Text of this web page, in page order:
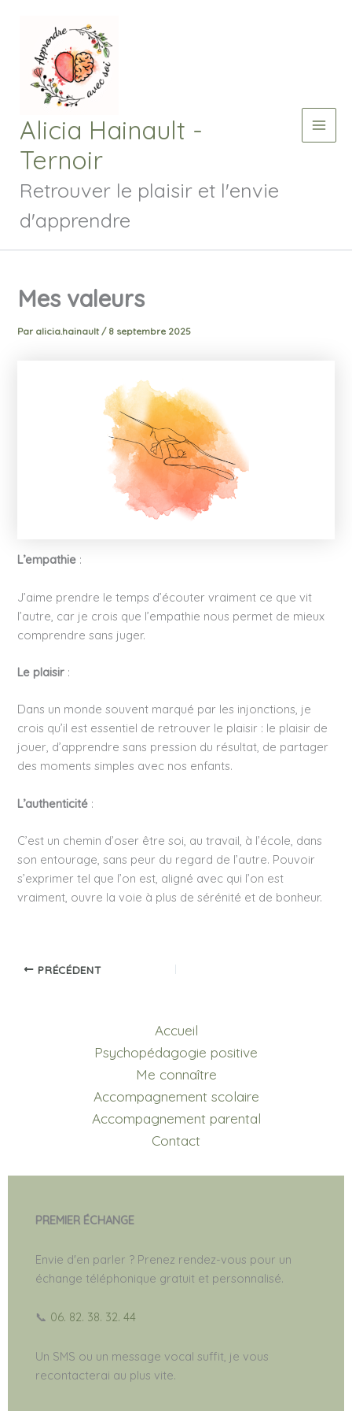
contenu
Alicia Hainault -
Ternoir
Retrouver le plaisir et l'envie
d'apprendre
Main
Mes valeurs
Par alicia.hainault / 8 septembre 2025
L’empathie :
J’aime prendre le temps d’écouter vraiment ce que vit
l’autre, car je crois que l’empathie nous permet de mieux
comprendre sans juger.
Le plaisir :
Dans un monde souvent marqué par les injonctions, je
crois qu’il est essentiel de retrouver le plaisir : le plaisir de
jouer, d’apprendre sans pression du résultat, de partager
des moments simples avec nos enfants.
L’authenticité :
C’est un chemin d’oser être soi, au travail, à l’école, dans
son entourage, sans peur du regard de l’autre. Pouvoir
s’exprimer tel que l’on est, aligné avec qui l’on est
vraiment, ouvre la voie à plus de sérénité et de bonheur.
PRÉCÉDENT
Accueil
Psychopédagogie positive
Me connaître
Accompagnement scolaire
Accompagnement parental
Contact
PREMIER ÉCHANGE
Envie d'en parler ? Prenez rendez-vous pour un
échange téléphonique gratuit et personnalisé.
📞 06. 82. 38. 32. 44
Un SMS ou un message vocal suffit, je vous
recontacterai au plus vite.